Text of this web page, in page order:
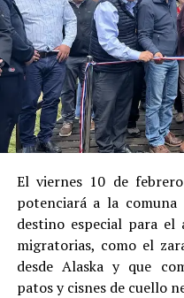
El viernes 10 de
potenciará a la
destino especial para el
migratorias, como el
desde Alaska y que
patos y cisnes de cuello